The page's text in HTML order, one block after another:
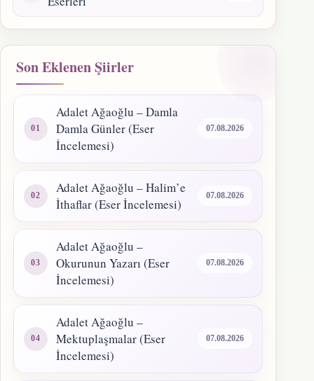
Son Eklenen Şiirler
Adalet Ağaoğlu – Damla
Damla Günler (Eser
İncelemesi)
07.08.2026
Adalet Ağaoğlu – Halim’e
İthaflar (Eser İncelemesi)
07.08.2026
Adalet Ağaoğlu –
Okurunun Yazarı (Eser
İncelemesi)
07.08.2026
Adalet Ağaoğlu –
Mektuplaşmalar (Eser
İncelemesi)
07.08.2026